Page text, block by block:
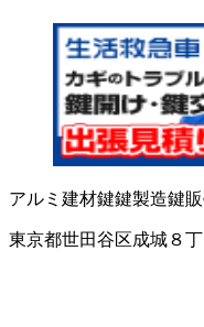
アルミ建材鍵鍵製造鍵
東京都世田谷区成城８丁